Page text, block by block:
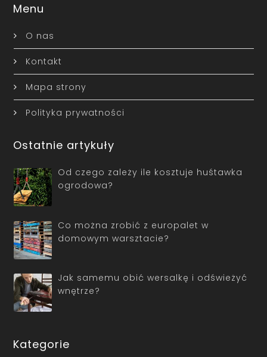
Menu
O nas
Kontakt
Mapa strony
Polityka prywatności
Ostatnie artykuły
Od czego zależy ile kosztuje huśtawka
ogrodowa?
Co można zrobić z europalet w
domowym warsztacie?
Jak samemu obić wersalkę i odświeżyć
wnętrze?
Kategorie